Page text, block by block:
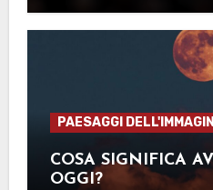
PAESAGGI
COSA SIGNIFICA
OGGI?